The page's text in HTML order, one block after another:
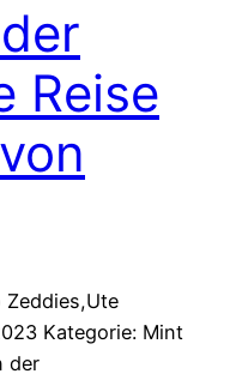
Reise
Zeddies,Ute
Kategorie: Mint
der